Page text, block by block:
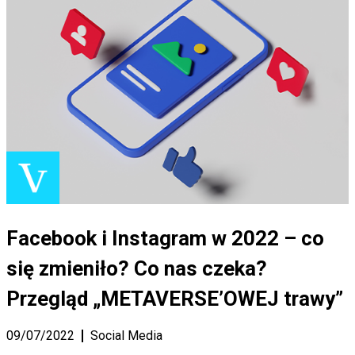
Facebook i Instagram w 2022 – co
się zmieniło? Co nas czeka?
Przegląd „METAVERSE’OWEJ trawy”
09/07/2022 Social Media